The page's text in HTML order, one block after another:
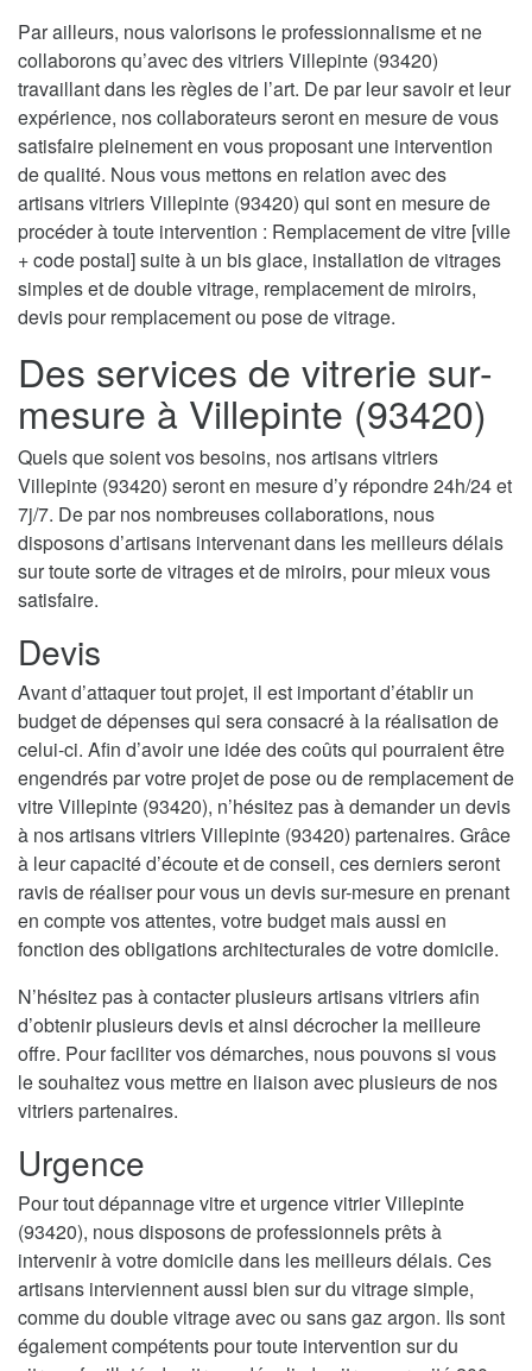
Par ailleurs, nous valorisons le professionnalisme et ne
collaborons qu’avec des vitriers Villepinte (93420)
travaillant dans les règles de l’art. De par leur savoir et leur
expérience, nos collaborateurs seront en mesure de vous
satisfaire pleinement en vous proposant une intervention
de qualité. Nous vous mettons en relation avec des
artisans vitriers Villepinte (93420) qui sont en mesure de
procéder à toute intervention : Remplacement de vitre [ville
+ code postal] suite à un bis glace, installation de vitrages
simples et de double vitrage, remplacement de miroirs,
devis pour remplacement ou pose de vitrage.
Des services de vitrerie sur-
mesure à Villepinte (93420)
Quels que soient vos besoins, nos artisans vitriers
Villepinte (93420) seront en mesure d’y répondre 24h/24 et
7j/7. De par nos nombreuses collaborations, nous
disposons d’artisans intervenant dans les meilleurs délais
sur toute sorte de vitrages et de miroirs, pour mieux vous
satisfaire.
Devis
Avant d’attaquer tout projet, il est important d’établir un
budget de dépenses qui sera consacré à la réalisation de
celui-ci. Afin d’avoir une idée des coûts qui pourraient être
engendrés par votre projet de pose ou de remplacement de
vitre Villepinte (93420), n’hésitez pas à demander un devis
à nos artisans vitriers Villepinte (93420) partenaires. Grâce
à leur capacité d’écoute et de conseil, ces derniers seront
ravis de réaliser pour vous un devis sur-mesure en prenant
en compte vos attentes, votre budget mais aussi en
fonction des obligations architecturales de votre domicile.
N’hésitez pas à contacter plusieurs artisans vitriers afin
d’obtenir plusieurs devis et ainsi décrocher la meilleure
offre. Pour faciliter vos démarches, nous pouvons si vous
le souhaitez vous mettre en liaison avec plusieurs de nos
vitriers partenaires.
Urgence
Pour tout dépannage vitre et urgence vitrier Villepinte
(93420), nous disposons de professionnels prêts à
intervenir à votre domicile dans les meilleurs délais. Ces
artisans interviennent aussi bien sur du vitrage simple,
comme du double vitrage avec ou sans gaz argon. Ils sont
également compétents pour toute intervention sur du